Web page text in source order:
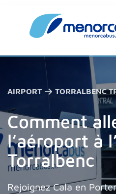
AIRPORT → TORRALBENC
Comment
l’aéroport à
Torralbenc
Rejoignez Cala en